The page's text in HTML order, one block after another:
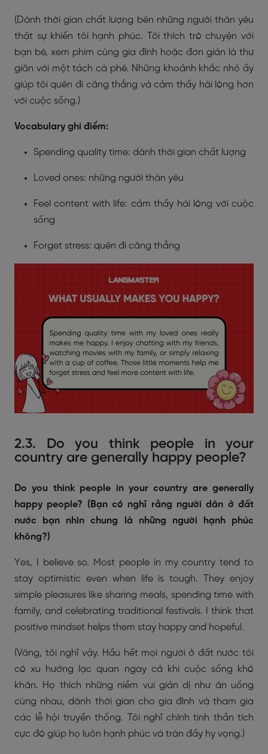
(Dành thời gian chất lượng bên những người thân yêu
thật sự khiến tôi hạnh phúc. Tôi thích trò chuyện với
bạn bè, xem phim cùng gia đình hoặc đơn giản là thư
giãn với một tách cà phê. Những khoảnh khắc nhỏ ấy
giúp tôi quên đi căng thẳng và cảm thấy hài lòng hơn
với cuộc sống.)
Vocabulary ghi điểm:
Spending quality time: dành thời gian chất lượng
Loved ones: những người thân yêu
Feel content with life: cảm thấy hài lòng với cuộc
sống
Forget stress: quên đi căng thẳng
2.3. Do you think people in your
country are generally happy people?
Do you think people in your country are generally
happy people? (Bạn có nghĩ rằng người dân ở đất
nước bạn nhìn chung là những người hạnh phúc
không?)
Yes, I believe so. Most people in my country tend to
stay optimistic even when life is tough. They enjoy
simple pleasures like sharing meals, spending time with
family, and celebrating traditional festivals. I think that
positive mindset helps them stay happy and hopeful.
(Vâng, tôi nghĩ vậy. Hầu hết mọi người ở đất nước tôi
có xu hướng lạc quan ngay cả khi cuộc sống khó
khăn. Họ thích những niềm vui giản dị như ăn uống
cùng nhau, dành thời gian cho gia đình và tham gia
các lễ hội truyền thống. Tôi nghĩ chính tinh thần tích
cực đó giúp họ luôn hạnh phúc và tràn đầy hy vọng.)